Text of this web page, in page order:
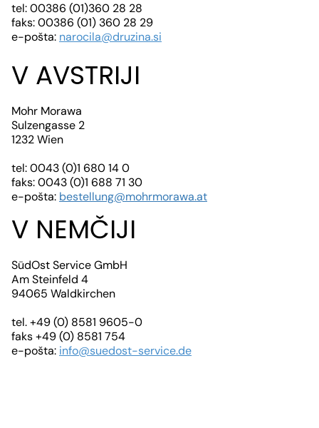
tel: 00386 (01)360 28 28
faks: 00386 (01) 360 28 29
e-pošta: narocila@druzina.si
V AVSTRIJI
Mohr Morawa
Sulzengasse 2
1232 Wien
tel: 0043 (0)1 680 14 0
faks: 0043 (0)1 688 71 30
e-pošta: bestellung@mohrmorawa.at
V NEMČIJI
SüdOst Service GmbH
Am Steinfeld 4
94065 Waldkirchen
tel. +49 (0) 8581 9605-0
faks +49 (0) 8581 754
e-pošta: info@suedost-service.de